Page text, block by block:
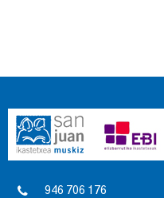
946 706 176